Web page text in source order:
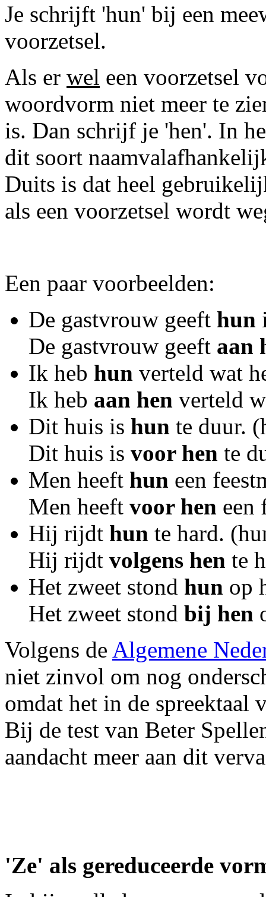
Je schrijft 'hun' bij een
voorzetsel.
Als er wel een voorzetsel
woordvorm niet meer te
is. Dan schrijf je 'hen'. In
dit soort
Duits is dat heel
als een voorzetsel wordt
Een paar voorbeelden:
De gastvrouw geeft hun
De gastvrouw geeft aan
Ik heb hun verteld wat
Ik heb aan hen verteld
Dit huis is hun te duur.
Dit huis is voor hen te
Men heeft hun een
Men heeft voor hen een
Hij rijdt hun te hard.
Hij rijdt volgens hen te
Het zweet stond hun op
Het zweet stond bij hen
Volgens de Algemene
niet zinvol om nog
omdat het in de spreektaal
Bij de test van Beter
aandacht meer aan dit
'Ze' als gereduceerde